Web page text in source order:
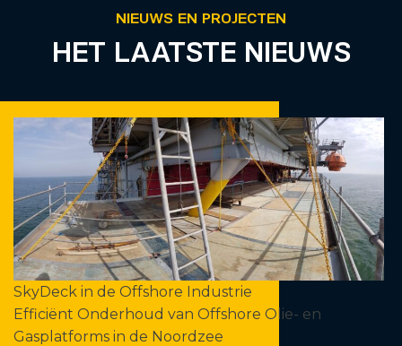
NIEUWS EN PROJECTEN
HET LAATSTE NIEUWS
SkyDeck in de Offshore Industrie
Efficiënt Onderhoud van Offshore Olie- en
Gasplatforms in de Noordzee